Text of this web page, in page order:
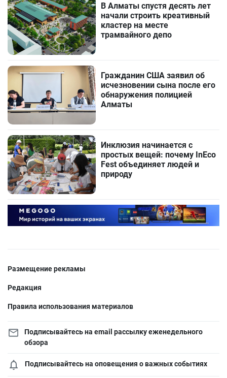
В Алматы спустя десять лет
начали строить креативный
кластер на месте
трамвайного депо
Гражданин США заявил об
исчезновении сына после его
обнаружения полицией
Алматы
Инклюзия начинается с
простых вещей: почему InEco
Fest объединяет людей и
природу
Размещение рекламы
Редакция
Правила использования материалов
Подписывайтесь на email рассылку еженедельного
обзора
Подписывайтесь на оповещения о важных событиях